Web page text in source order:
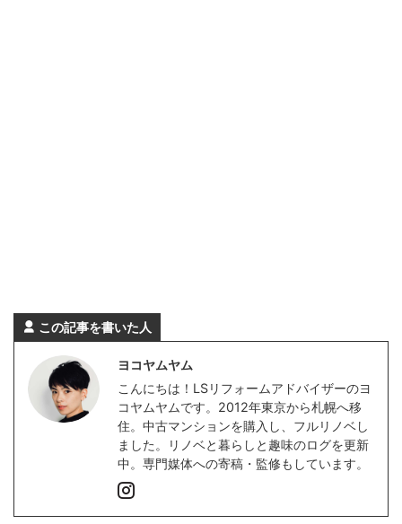
この記事を書いた人
ヨコヤムヤム
こんにちは！LSリフォームアドバイザーのヨ
コヤムヤムです。2012年東京から札幌へ移
住。中古マンションを購入し、フルリノベし
ました。リノベと暮らしと趣味のログを更新
中。専門媒体への寄稿・監修もしています。